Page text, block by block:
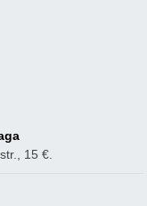
15 €.